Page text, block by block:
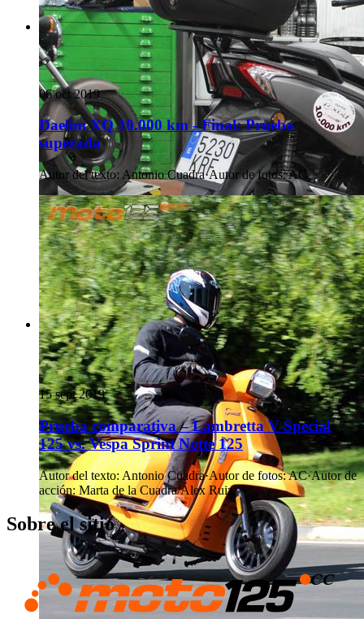
06 oct 2019
Daelim XQ 10.000 km - Final: Prueba
superada
Autor del texto: Antonio Cuadra·Autor de fotos:AC
15 sept 2019
Prueba comparativa – Lambretta V-Special
125 vs. Vespa Sprint Notte 125
Autor del texto: Antonio Cuadra·Autor de fotos:AC·Autor de
acción: Marta de la Cuadra/Álex Ruiz
Sobre el sitio